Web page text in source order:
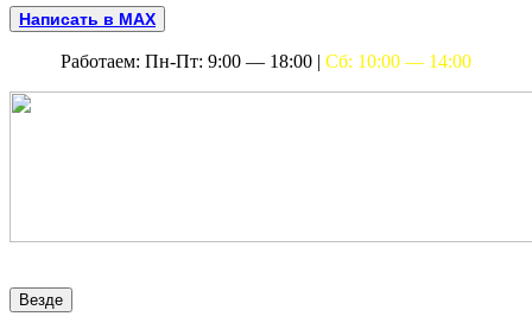
Написать в MAX
Работаем: Пн-Пт: 9:00 — 18:00 | Сб: 10:00 — 14:00
Везде